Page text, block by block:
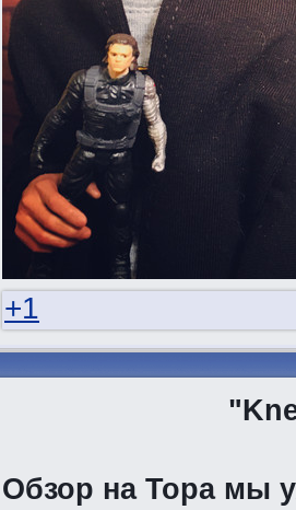
+1
Обзор на Тора мы